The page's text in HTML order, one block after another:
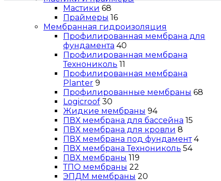
Мастики 68
Праймеры 16
Мембранная гидроизоляция
Профилированная мембрана для
фундамента 40
Профилированная мембрана
Технониколь 11
Профилированная мембрана
Planter 9
Профилированные мембраны 68
Logicroof 30
Жидкие мембраны 94
ПВХ мембрана для бассейна 15
ПВХ мембрана для кровли 8
ПВХ мембрана под фундамент 4
ПВХ мембрана Технониколь 54
ПВХ мембраны 119
ТПО мембраны 22
ЭПДМ мембраны 20